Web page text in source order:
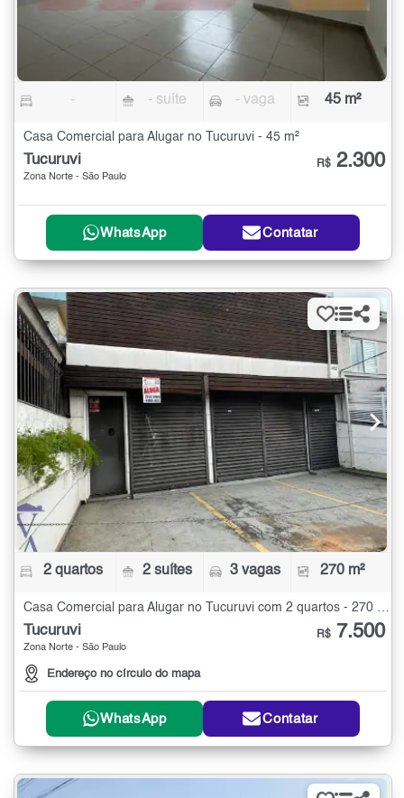
- - suíte - vaga 45 m²
Casa Comercial para Alugar no Tucuruvi - 45 m²
Tucuruvi
Zona Norte - São Paulo
R$ 2.300
WhatsApp Contatar
2 quartos 2 suítes 3 vagas 270 m²
Casa Comercial para Alugar no Tucuruvi com 2 quartos - 270 m²
Tucuruvi
Zona Norte - São Paulo
Endereço no círculo do mapa
R$ 7.500
WhatsApp Contatar